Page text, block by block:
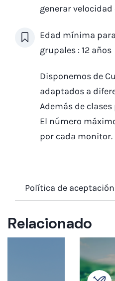
generar velocidad
Edad mínima
grupales : 12 años
Disponemos de
adaptados a
Además de
El número
por cada monitor.
Política de
Relacionado